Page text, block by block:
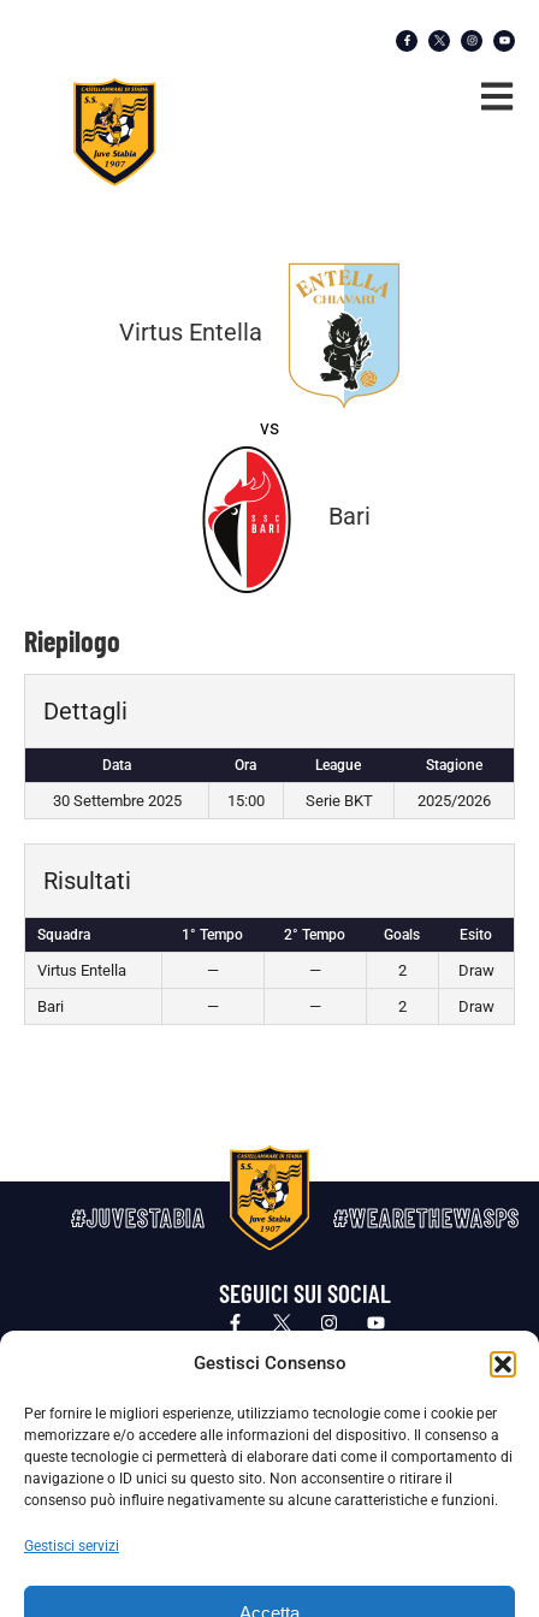
Gestisci Consenso
Per fornire le migliori esperienze, utilizziamo tecnologie come i cookie per
memorizzare e/o accedere alle informazioni del dispositivo. Il consenso a
queste tecnologie ci permetterà di elaborare dati come il comportamento di
navigazione o ID unici su questo sito. Non acconsentire o ritirare il
consenso può influire negativamente su alcune caratteristiche e funzioni.
Gestisci servizi
Accetta
Virtus Entella
vs
Bari
Riepilogo
Dettagli
Data Ora League Stagione
30 Settembre 2025 15:00 Serie BKT 2025/2026
Risultati
Squadra 1° Tempo 2° Tempo Goals Esito
Virtus Entella — — 2
Draw
Bari
— — 2 Draw
#JUVESTABIA #WEARETHEWASPS
SEGUICI SUI SOCIAL
Privacy Policy Cookie Policy
La Società ha nominato il Responsabile della Protezione dei Dati Personali (DPO), figura specializzata che vigila sulle modalità
adottate dalla nostra Società per tutelare i Suoi dati personali.
Per contattare il DPO può scrivere a